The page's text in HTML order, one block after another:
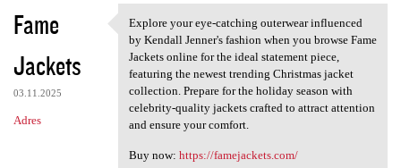
Fame
Jackets
03.11.2025
Adres
Explore your eye-catching
Explore your eye-catching outerwear influenced
by Kendall Jenner's fashion when you browse Fame
Jackets online for the ideal statement piece,
featuring the newest trending Christmas jacket
collection. Prepare for the holiday season with
celebrity-quality jackets crafted to attract attention
and ensure your comfort.
Buy now: https://famejackets.com/